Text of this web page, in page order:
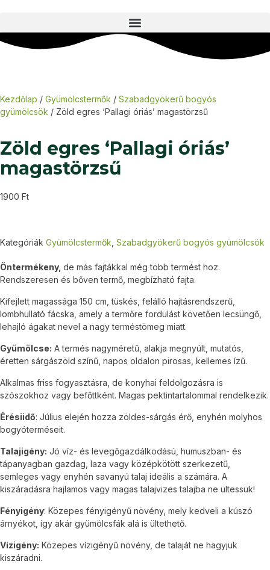
Kezdőlap / Gyümölcstermők / Szabadgyökerű bogyós
gyümölcsök / Zöld egres ‘Pallagi óriás’ magastörzsű
Zöld egres ‘Pallagi óriás’
magastörzsű
1900 Ft
Kategóriák Gyümölcstermők Szabadgyökerű bogyós gyümölcsök
Öntermékeny, de más fajtákkal még több termést hoz.
Rendszeresen és bőven termő, megbízható fajta.
Kifejlett magassága 150 cm, tüskés, felálló hajtásrendszerű,
lombhullató fácska, amely a termőre fordulást követően lecsüngő,
lehajló ágakat nevel a nagy terméstömeg miatt.
Gyümölcse: A termés nagyméretű, alakja megnyúlt, mutatós,
éretten sárgászöld színű, napos oldalon pirosas, kellemes ízű.
Alkalmas friss fogyasztásra, de konyhai feldolgozásra is
szószokhoz vagy befőttként. Magas pektintartalommal rendelkezik.
Érésiidő: Július elején hozza zöldes-sárgás érő, enyhén molyhos
bogyóterméseit.
Talajigény: Jó víz- és levegőgazdálkodású, humuszban- és
tápanyagban gazdag, laza vagy középkötött szerkezetű,
semleges vagy enyhén savanyú talaj ideális a számára. A
kiszáradásra hajlamos vagy magas talajvizes talajba ne ültessük!
Fényigény: Közepes fényigényű növény, mely kedveli a kúszó
árnyékot, így akár gyümölcsfák alá is ültethető.
Vízigény: Közepes vízigényű növény, de talaját ne hagyjuk
kiszáradni.